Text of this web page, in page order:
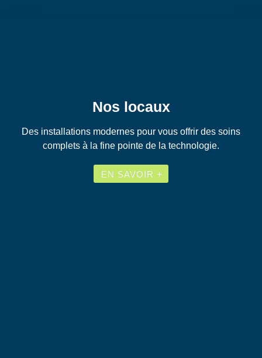
Nos locaux
Des installations modernes pour vous offrir des soins
complets à la fine pointe de la technologie.
EN SAVOIR +